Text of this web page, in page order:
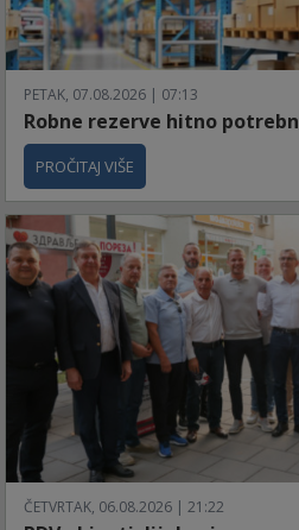
PETAK, 07.08.2026 | 07:13
Robne rezerve hitno
PROČITAJ VIŠE
ČETVRTAK, 06.08.2026 | 21:22